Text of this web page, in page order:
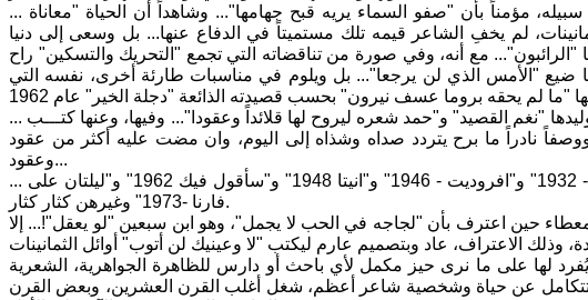
... وذلك العشق الجواهري الجامح للحياة، دفعه لأن يتحمل ما تحمل في سبيله، مؤمناً بأن "صفو السماء يريه قبح جهامها"... وشاهداً أن الحياة "معاناة
لم يخفِ الشاعر قيمه تلك مستميتاً في الدفاع عنها... بل وسعى إلى دنيا
مع أنه، وفي صورة من تناقضاته التي تجمع "التحريك والتسكين" راح
كما ضيع "الأمس الذي لن يرجعا"... بل ويلوم في مناسبات طارئة أخرى، نفسه التي
... أما المرأة، وهي رمز الحياة وصنوها كما يرى الجواهري، فقد قبس من وليدها "نغم القصيد" و"حمد شعره ليروح لها قلائداً وعقودا"... وفيها، وعنها كتـــب
ووصفاً نادراً ما برح يتردد صداه وشذاه إلى اليوم، وان مضت عليه أكثر من عقود
وعقود...
... ولكي لا نبقى في التوصيف العام، ها هو شاهدنا على ذلك مثل: "بديعة - 1932" و"افروديت - 1946" و"انيتا 1948" و"سأقول فيك 1962" و"ليلتان على
فارنا -1973" وغيرهن كثار كثار.
حين اعترف بأن "لجاجه في الحب لا يجمل"، وهو ابن سبعين "لو يعقل"!... إلا
لها على ما نرى حيز مكمل لأي باحث أو دارس للظاهرة الجواهرية، الشعرية
عن حياة وشخصية شاعر أعظم، شغل أغلب القرن العشرين، وبعض القرن